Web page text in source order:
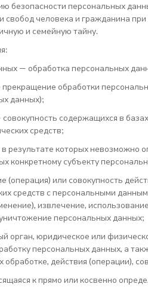
безопасности персональных
человека и гражданина
и семейную тайну.
— обработка персональных
обработки
данных);
содержащихся в
средств;
результате которых невозможно
конкретному субъекту
или совокупность
средств с персональными
извлечение,
персональных данных;
орган, юридическое или
персональных данных, а
действия (операции),
к прямо или косвенно